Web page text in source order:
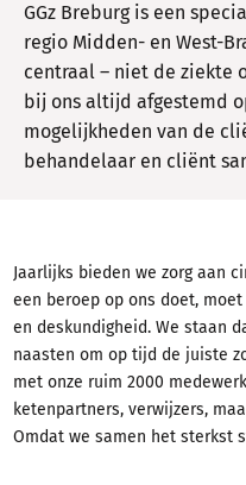
Familie en naasten
Als naaste van iemand
Verwijzers
Vacatures en
Contact en spoed
Over GGz Breburg
Problemen
Behandelingen
GGz Breburg is een
regio Midden- en West-
centraal – niet de ziekte
bij ons altijd afgestemd
mogelijkheden van de
behandelaar en cliënt
Jaarlijks bieden we zorg aan
een beroep op ons doet,
en deskundigheid. We staan
naasten om op tijd de juiste
met onze ruim 2000
ketenpartners, verwijzers,
Omdat we samen het sterkst